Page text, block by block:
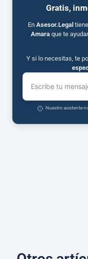
Gratis,
En Asesor.Legal
Amaraque te
Y si lo necesitas, te
Escribe tu
Nuestro asistente